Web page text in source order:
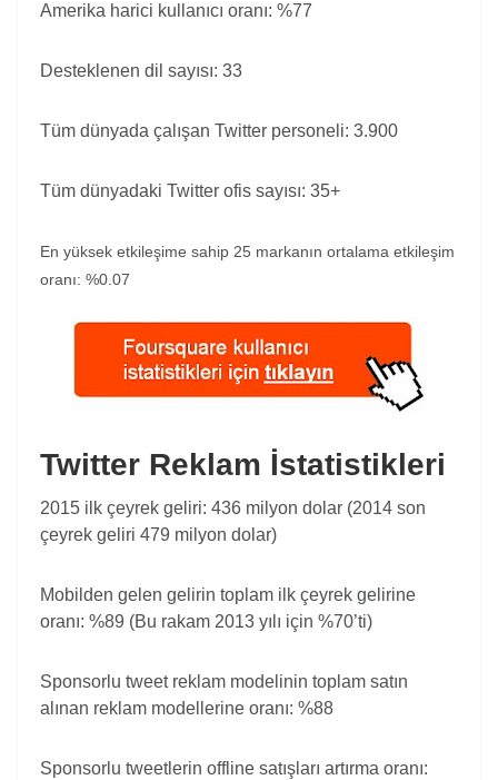
Amerika harici kullanıcı oranı: %77
Desteklenen dil sayısı: 33
Tüm dünyada çalışan Twitter personeli: 3.900
Tüm dünyadaki Twitter ofis sayısı: 35+
En yüksek etkileşime sahip 25 markanın ortalama etkileşim
oranı: %0.07
Twitter Reklam İstatistikleri
2015 ilk çeyrek geliri: 436 milyon dolar (2014 son
çeyrek geliri 479 milyon dolar)
Mobilden gelen gelirin toplam ilk çeyrek gelirine
oranı: %89 (Bu rakam 2013 yılı için %70’ti)
Sponsorlu tweet reklam modelinin toplam satın
alınan reklam modellerine oranı: %88
Sponsorlu tweetlerin offline satışları artırma oranı: